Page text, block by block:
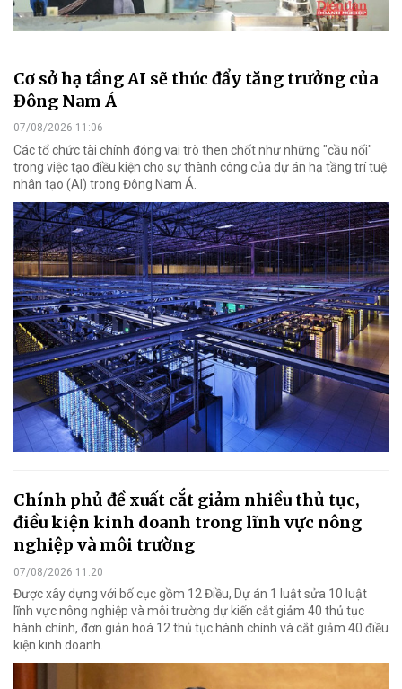
Cơ sở hạ tầng AI sẽ thúc đẩy tăng trưởng của
Đông Nam Á
07/08/2026 11:06
Các tổ chức tài chính đóng vai trò then chốt như những "cầu nối"
trong việc tạo điều kiện cho sự thành công của dự án hạ tầng trí tuệ
nhân tạo (AI) trong Đông Nam Á.
Chính phủ đề xuất cắt giảm nhiều thủ tục,
điều kiện kinh doanh trong lĩnh vực nông
nghiệp và môi trường
07/08/2026 11:20
Được xây dựng với bố cục gồm 12 Điều, Dự án 1 luật sửa 10 luật
lĩnh vực nông nghiệp và môi trường dự kiến cắt giảm 40 thủ tục
hành chính, đơn giản hoá 12 thủ tục hành chính và cắt giảm 40 điều
kiện kinh doanh.